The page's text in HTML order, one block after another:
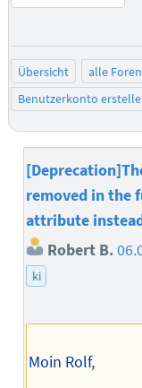
Übersicht alle Foren
Benutzerkonto
removed in the
attribute
Robert B.
ki
Moin Rolf,